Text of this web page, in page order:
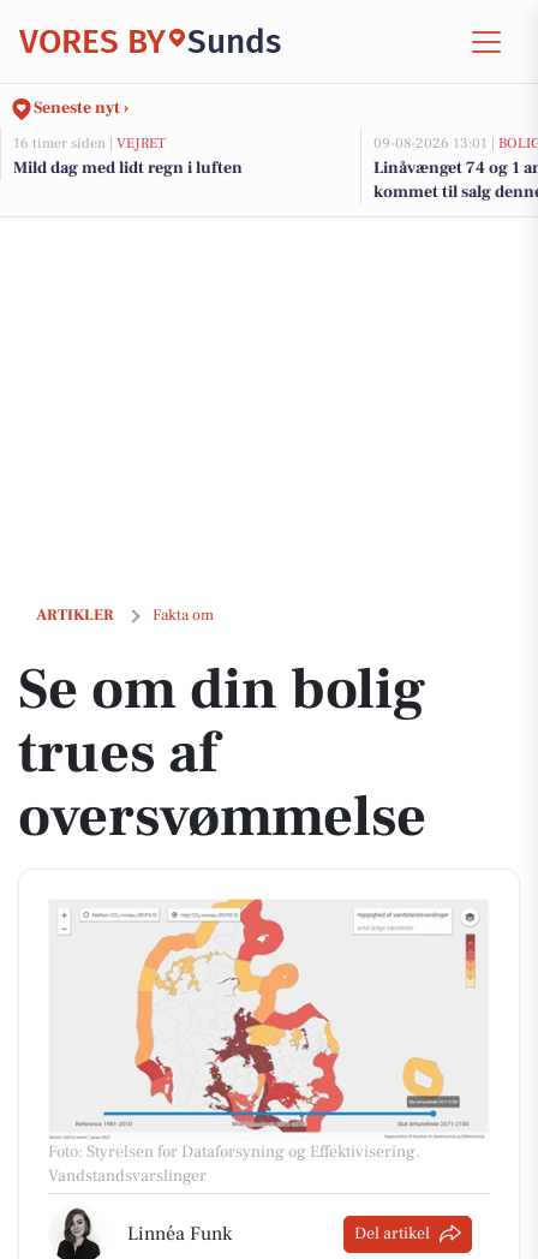
VORES BY Sunds
Seneste nyt ›
16 timer siden | VEJRET
Mild dag med lidt regn i luften
09-08-2026 13:01 |
Linåvænget 74 og 1
kommet til salg
boligerne her.
ARTIKLER Fakta om
Se om din bolig trues af oversvømmelse
Se om din bolig
trues af
oversvømmelse
Foto: Styrelsen for Dataforsyning og Effektivisering.
Vandstandsvarslinger
Linnéa Funk Del artikel